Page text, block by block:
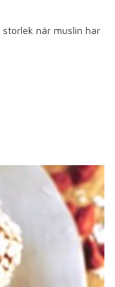
när muslin har